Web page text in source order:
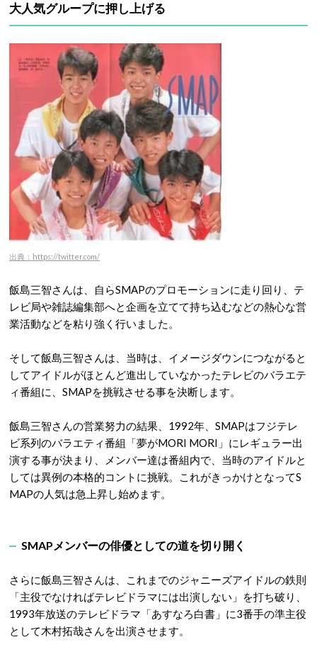
大人気グループに押し上げる
出典：https://twitter.com/
飯島三智さんは、自らSMAPのプロモーションに走り回り、テ
レビ局や雑誌編集部へと企画を立てて持ち込むなどの熱心な営
業活動などを粘り強く行いました。
そして飯島三智さんは、当時は、イメージダウンにつながると
してアイドルがほとんど進出していなかったテレビのバラエテ
ィ番組に、SMAPを挑戦させる事を決断します。
飯島三智さんの営業努力の結果、1992年、SMAPはフジテレ
ビ系列のバラエティ番組「夢がMORI MORI」にレギュラー出
演する事が決まり、メンバー達は番組内で、当時のアイドルと
しては異例の本格的コントに挑戦。これがきっかけとなってS
MAPの人気は急上昇し始めます。
SMAPメンバーの俳優としての道を切り開く
さらに飯島三智さんは、これまでのジャニーズアイドルの鉄則
「主役でなければテレビドラマには出演しない」を打ち破り、
1993年放送のテレビドラマ「あすなろ白書」に3番手の準主役
として木村拓哉さんを出演させます。